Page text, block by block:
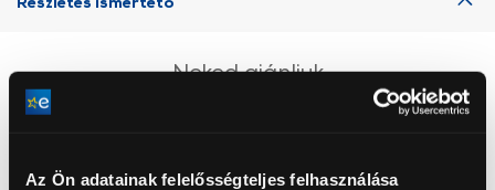
Az Ön adatainak felelősségteljes felhasználása
Neked ajánljuk